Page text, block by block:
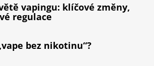
vapingu: klíčové změny,
regulace
bez nikotinu“?